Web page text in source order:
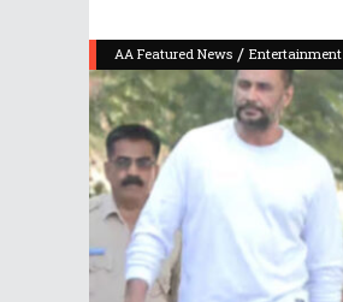
AA Featured News / Entertainment